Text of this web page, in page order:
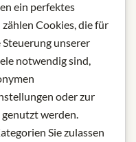
Öffnen
Hubergasse
ein perfektes
Cookies, die für
unserer
notwendig sind,
oder zur
werden.
Sie zulassen